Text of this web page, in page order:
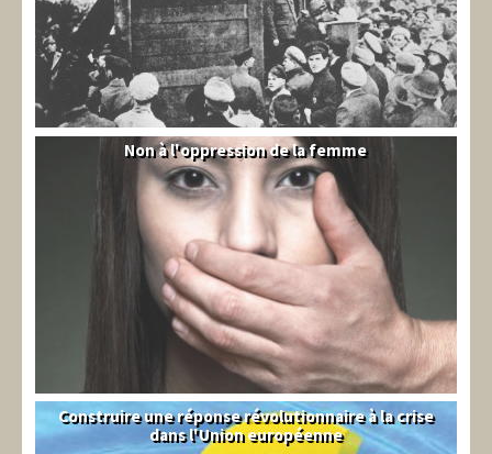
Syrie
Non à l'oppression de la femme
Syndical
Construire une réponse révolutionnaire à la crise
dans l'Union européenne